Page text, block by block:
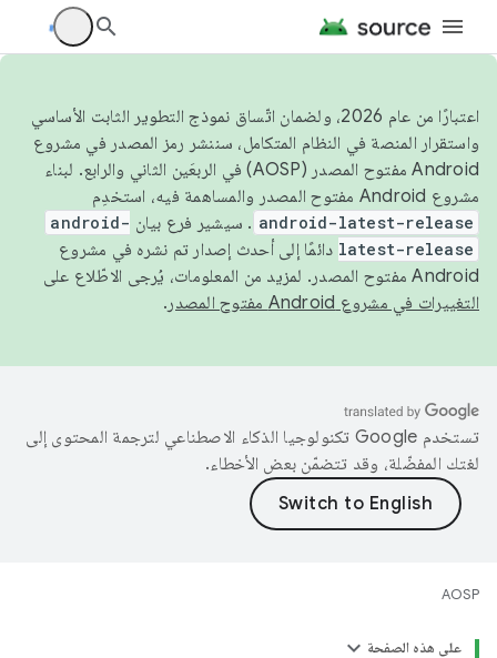
اعتبارًا من عام 2026، ولضمان اتّساق نموذج التطوير الثابت الأساسي
واستقرار المنصة في النظام المتكامل، سننشر رمز المصدر في مشروع
Android مفتوح المصدر (AOSP) في الربعَين الثاني والرابع. لبناء
مشروع Android مفتوح المصدر والمساهمة فيه، استخدِم
android-latest-release . سيشير فرع بيان android-
latest-release دائمًا إلى أحدث إصدار تم نشره في مشروع
Android مفتوح المصدر. لمزيد من المعلومات، يُرجى الاطّلاع على
التغييرات في مشروع Android مفتوح المصدر
.
تستخدم Google تكنولوجيا الذكاء الاصطناعي لترجمة المحتوى إلى
لغتك المفضّلة، وقد تتضمّن بعض الأخطاء.
AOSP
على هذه الصفحة